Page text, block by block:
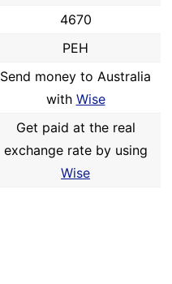
4670
PEH
Send money to Australia
with Wise
Get paid at the real
exchange rate by using
Wise